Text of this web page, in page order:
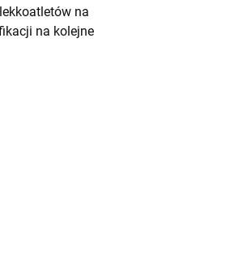
na
na kolejne